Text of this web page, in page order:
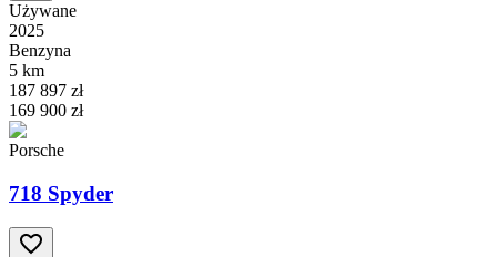
Używane
2025
Benzyna
5 km
187 897 zł
169 900 zł
Porsche
718 Spyder